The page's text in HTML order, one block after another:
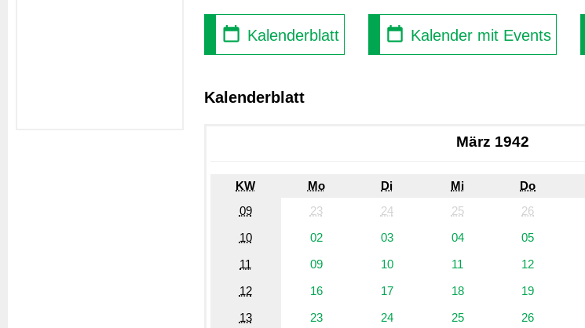
Kalenderblatt Kalender mit Events
Kalenderblatt
März 1942
KW Mo Di Mi Do
09
23 24 25 26
10
02 03 04 05
11
09 10 11 12
12
16 17 18 19
13
23 24 25 26